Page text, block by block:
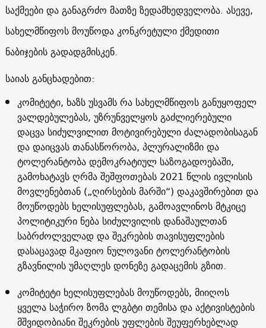
საქმეები და განაგრძო მათზე ზედამხედველობა. ასევე,
სახელმწიფოს მოუწოდა კონკრეტული ქმედითი
ნაბიჯების გადადგმისკენ.
საიას განცხადებით:
კომიტეტი, ხაზს უსვამს რა სახელმწიფოს განუყოფელ
ვალდებულებას, უზრუნველყოს გაძლიერებული
დაცვა სიძულვილით მოტივირებული ძალადობისაგან
და დაიცვას თანასწორობა, პლურალიზმი და
ტოლერანტობა დემოკრატიულ საზოგადოებაში,
გამოხატავს ღრმა შეშფოთებას 2021 წლის ივლისის
მოვლენებთან („ღირსების მარში“) დაკავშირებით და
მოუწოდებს ხელისუფლებას, გამოავლინოს მტკიცე
პოლიტიკური ნება სიძულვილის დანაშაულთან
საბრძოლველად და შეკრების თავისუფლების
დასაცავად მკაფიო ნულოვანი ტოლერანტობის
გზავნილის უმაღლეს დონეზე გადაცემის გზით.
კომიტეტი ხელისუფლებას მოუწოდებს, მიიღოს
ყველა საჭირო ზომა ლგბტი თემისა და აქტივისტების
მშვიდობიანი შეკრების უფლების შეუფერხებლად